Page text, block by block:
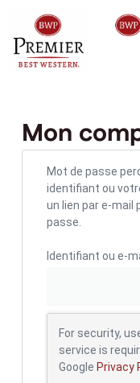
Mon
Mot de passe
identifiant ou
un lien par e-mail
passe.
Identifiant ou e-
For security,
service is
Google Privacy